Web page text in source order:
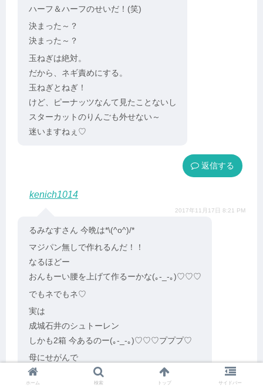
ハーフ＆ハーフのせいだ！(笑)
決まった～？
決まった～？
玉ねぎは絶対。
だから、ネギ責めにする。
玉ねぎとねぎ！
けど、ピーナッツなんて見たことないし
スターカットのりんごも外せない～
迷いますねぇ♡
返信
kenich1014
2017年11月17日 8:21 PM
るみなすさん 今晩は*\(^o^)/*
マジパン無しで作れるんだ！！
なるほどー
おんもーい腰を上げて作るーかな(｡-_-｡)♡♡♡
でもネでもネ♡
実は
成城石井のシュトーレン
しかも2箱 今あるのー(｡-_-｡)♡♡♡プププ♡
母にせがんで
宅急便で送ってもらった
幸せ者のスー子です(｡-_-｡)←パラサイト娘
ホーム 検索 トップ サイドバー